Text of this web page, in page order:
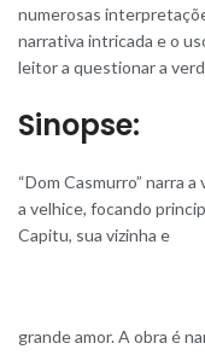
numerosas
narrativa intricada e o
leitor a questionar a
Sinopse:
“Dom Casmurro” narra
a velhice, focando
Capitu, sua vizinha e
grande amor. A obra é